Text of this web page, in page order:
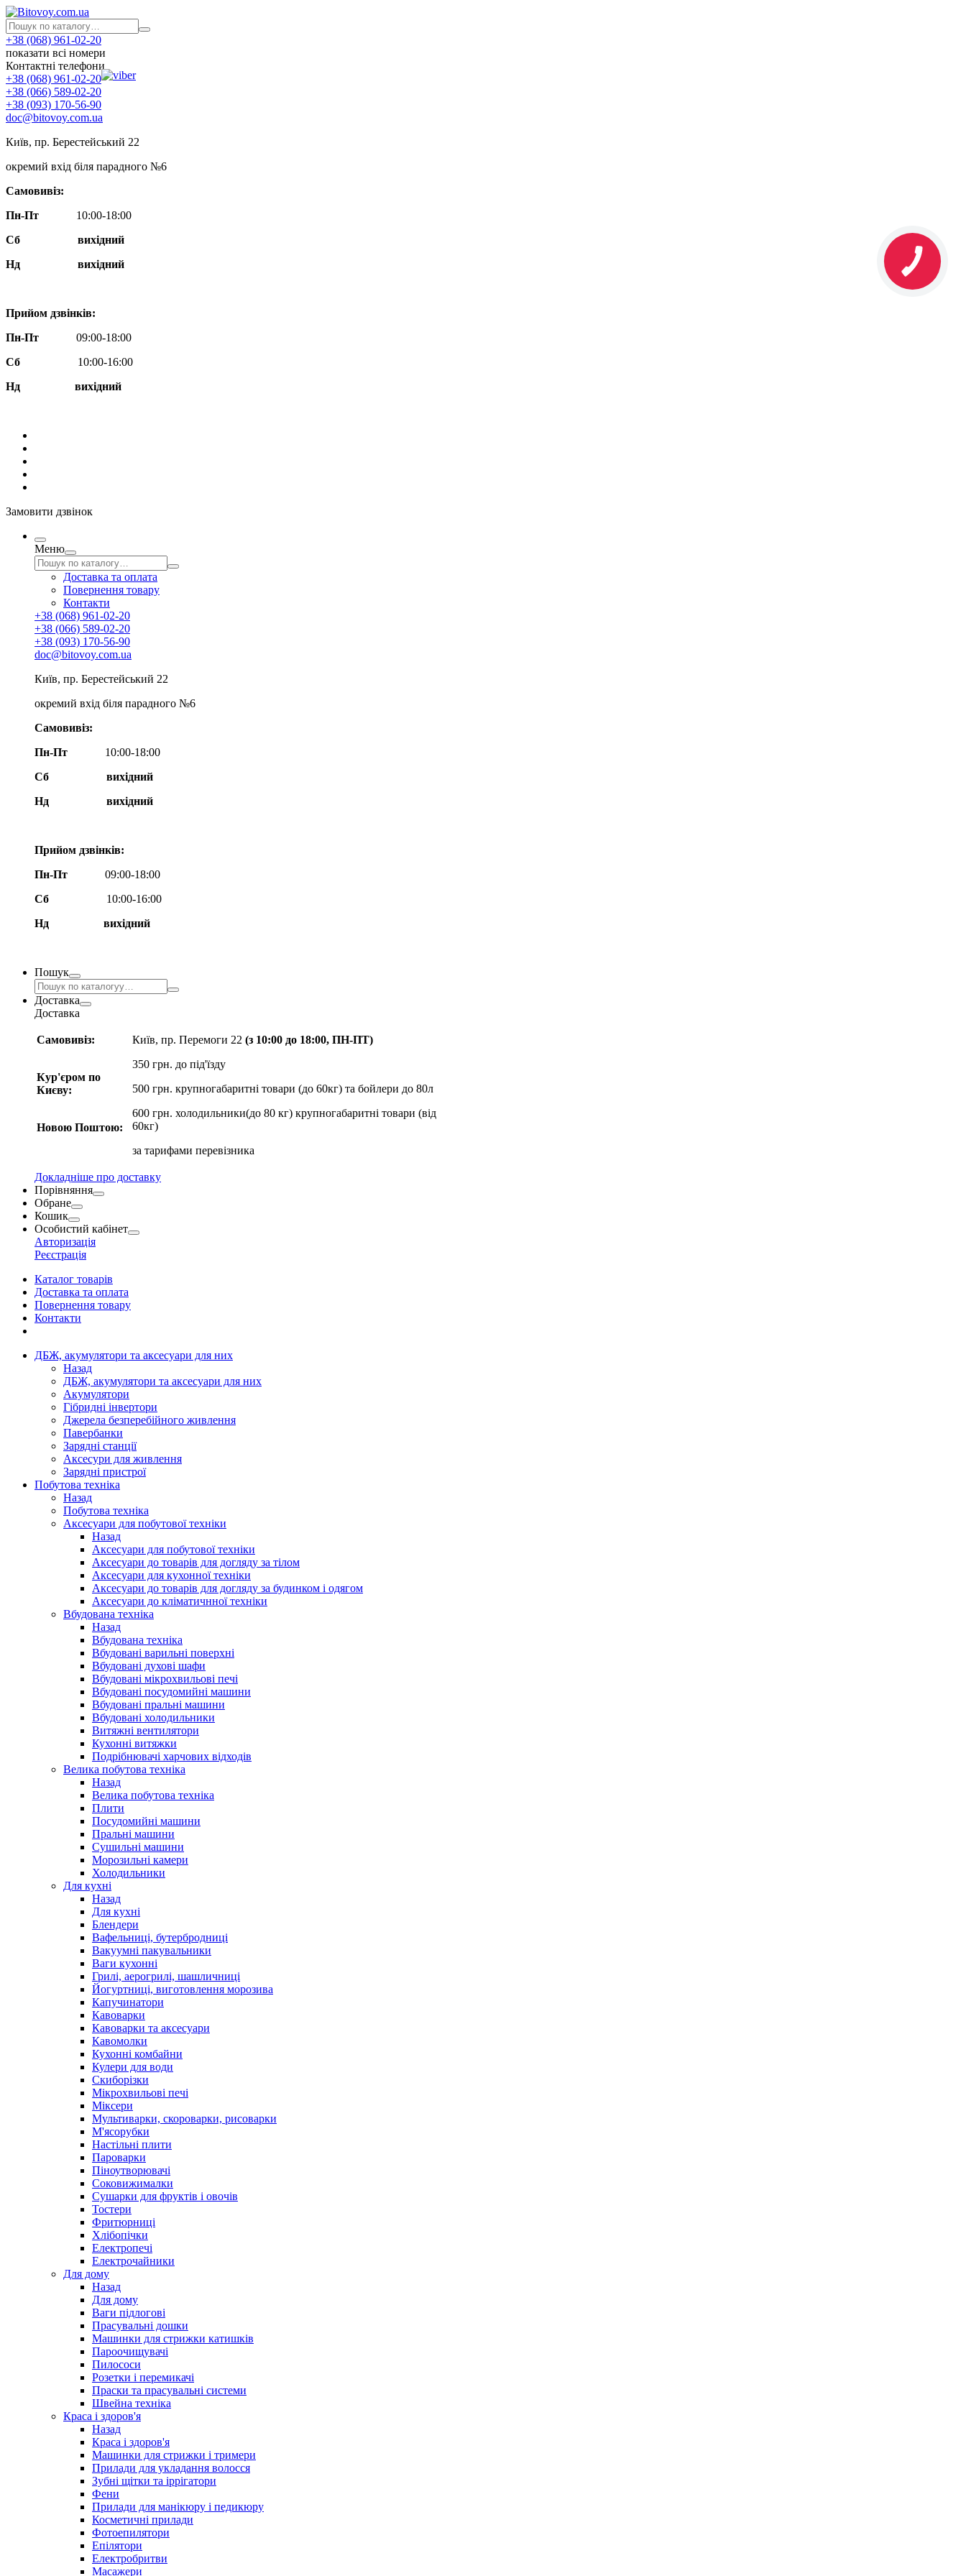
+38 (068) 961-02-20
показати всі номери
Контактні телефони
+38 (068) 961-02-20
+38 (066) 589-02-20
+38 (093) 170-56-90
doc@bitovoy.com.ua
Київ, пр. Берестейський 22
окремий вхід біля парадного №6
Самовивіз:
Пн-Пт
10:00-18:00
Сб
вихідний
Нд
вихідний
Прийом дзвінків:
Пн-Пт
09:00-18:00
Сб
10:00-16:00
Нд вихідний
Замовити дзвінок
Меню
Доставка та оплата
Повернення товару
Контакти
+38 (068) 961-02-20
+38 (066) 589-02-20
+38 (093) 170-56-90
doc@bitovoy.com.ua
Київ, пр. Берестейський 22
окремий вхід біля парадного №6
Самовивіз:
Пн-Пт
10:00-18:00
Сб
вихідний
Нд
вихідний
Прийом дзвінків:
Пн-Пт
09:00-18:00
Сб
10:00-16:00
Нд вихідний
Пошук
Доставка
Доставка
Самовивіз:
Кур'єром по
Києву:
Новою Поштою:
Київ, пр. Перемоги 22 (з 10:00 до 18:00, ПН-ПТ)
350 грн. до під'їзду
500 грн. крупногабаритні товари (до 60кг) та бойлери до 80л
600 грн. холодильники(до 80 кг) крупногабаритні товари (від
60кг)
за тарифами перевізника
Докладніше про доставку
Порівняння
Обране
Кошик
Особистий кабінет
Авторизація
Реєстрація
Каталог товарів
Доставка та оплата
Повернення товару
Контакти
ДБЖ, акумулятори та аксесуари для них
Назад
ДБЖ, акумулятори та аксесуари для них
Акумулятори
Гібридні інвертори
Джерела безперебійного живлення
Павербанки
Зарядні станції
Аксесури для живлення
Зарядні пристрої
Побутова техніка
Назад
Побутова техніка
Аксесуари для побутової техніки
Назад
Аксесуари для побутової техніки
Аксесуари до товарів для догляду за тілом
Аксесуари для кухонної техніки
Аксесуари до товарів для догляду за будинком і одягом
Аксесуари до кліматичнної техніки
Вбудована техніка
Назад
Вбудована техніка
Вбудовані варильні поверхні
Вбудовані духові шафи
Вбудовані мікрохвильові печі
Вбудовані посудомийні машини
Вбудовані пральні машини
Вбудовані холодильники
Витяжні вентилятори
Кухонні витяжки
Подрібнювачі харчових відходів
Велика побутова техніка
Назад
Велика побутова техніка
Плити
Посудомийні машини
Пральні машини
Сушильні машини
Морозильні камери
Холодильники
Для кухні
Назад
Для кухні
Блендери
Вафельниці, бутербродниці
Вакуумні пакувальники
Ваги кухонні
Грилі, аерогрилі, шашличниці
Йогуртниці, виготовлення морозива
Капучинатори
Кавоварки
Кавоварки та аксесуари
Кавомолки
Кухонні комбайни
Кулери для води
Скиборізки
Мікрохвильові печі
Міксери
Мультиварки, скороварки, рисоварки
М'ясорубки
Настільні плити
Пароварки
Піноутворювачі
Соковижималки
Сушарки для фруктів і овочів
Тостери
Фритюрниці
Хлібопічки
Електропечі
Електрочайники
Для дому
Назад
Для дому
Ваги підлогові
Прасувальні дошки
Машинки для стрижки катишків
Пароочищувачі
Пилососи
Розетки і перемикачі
Праски та прасувальні системи
Швейна техніка
Краса і здоров'я
Назад
Краса і здоров'я
Машинки для стрижки і тримери
Прилади для укладання волосся
Зубні щітки та іррігатори
Фени
Прилади для манікюру і педикюру
Косметичні прилади
Фотоепилятори
Епілятори
Електробритви
Масажери